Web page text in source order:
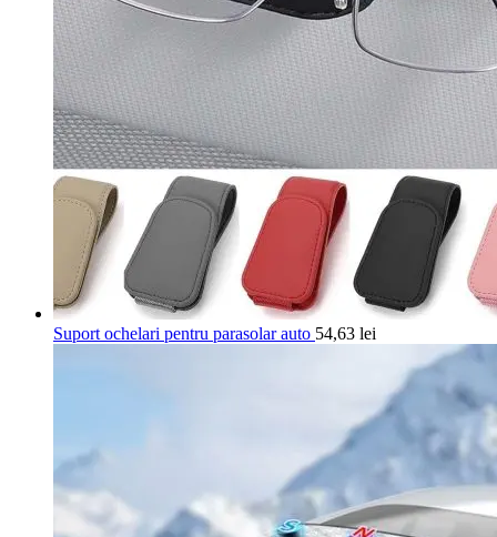
Suport ochelari pentru parasolar auto 54,63 lei